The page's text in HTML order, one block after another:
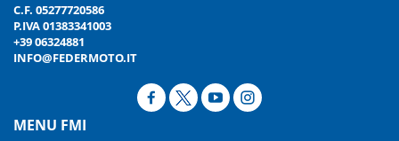
C.F. 05277720586
P.IVA 01383341003
+39 06324881
INFO@FEDERMOTO.IT
MENU FMI